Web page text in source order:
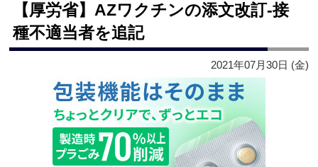
【厚労省】AZワクチンの添文改訂‐接
種不適当者を追記
2021年07月30日 (金)